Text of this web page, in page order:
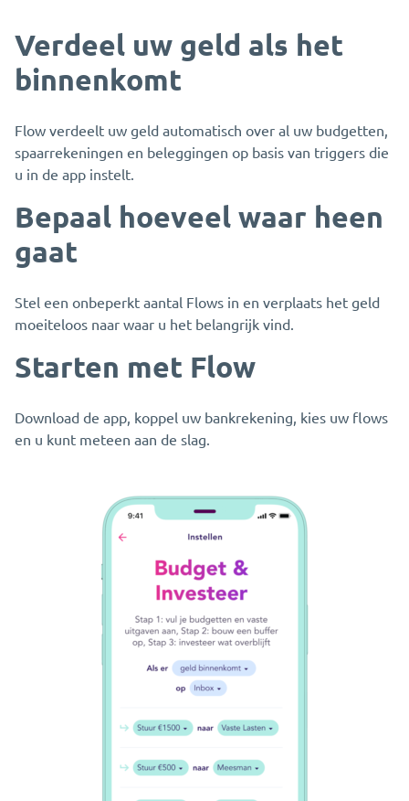
Verdeel uw geld als het
binnenkomt
Flow verdeelt uw geld automatisch over al uw budgetten,
spaarrekeningen en beleggingen op basis van triggers die
u in de app instelt.
Bepaal hoeveel waar heen
gaat
Stel een onbeperkt aantal Flows in en verplaats het geld
moeiteloos naar waar u het belangrijk vind.
Starten met Flow
Download de app, koppel uw bankrekening, kies uw flows
en u kunt meteen aan de slag.